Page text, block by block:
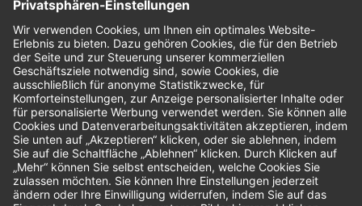
Bestellungen
Sendung verfolgen
Geprüfter Shop